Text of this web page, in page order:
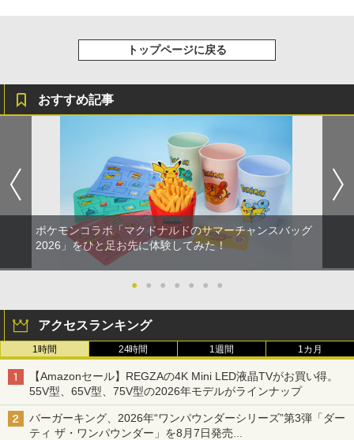
トップページに戻る
おすすめ記事
ポケモンコラボ「マクドナルドのサマーチャンスバッグ
2026」をひと足お先に体験してみた！
● ● ● ● ● ● ●
アクセスランキング
1時間 24時間 1週間 1カ月
【Amazonセール】REGZAの4K Mini LED液晶TVがお買い得。
55V型、65V型、75V型の2026年モデルがラインナップ
バーガーキング、2026年“ワンパウンダーシリーズ”第3弾「ダー
ティ ザ・ワンパウンダー」を8月7日発売